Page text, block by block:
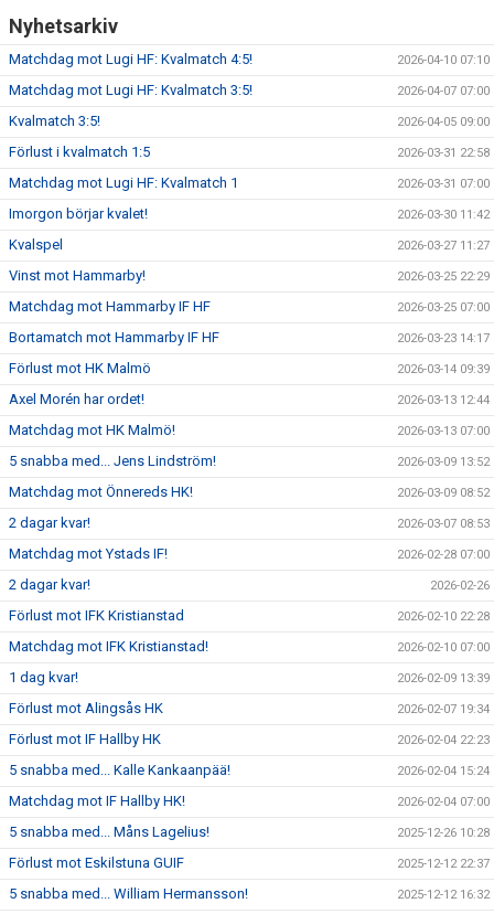
Nyhetsarkiv
Matchdag mot Lugi HF: Kvalmatch 4:5! 2026-04-10 07:10
Matchdag mot Lugi HF: Kvalmatch 3:5! 2026-04-07 07:00
Kvalmatch 3:5! 2026-04-05 09:00
Förlust i kvalmatch 1:5 2026-03-31 22:58
Matchdag mot Lugi HF: Kvalmatch 1 2026-03-31 07:00
Imorgon börjar kvalet! 2026-03-30 11:42
Kvalspel 2026-03-27 11:27
Vinst mot Hammarby! 2026-03-25 22:29
Matchdag mot Hammarby IF HF 2026-03-25 07:00
Bortamatch mot Hammarby IF HF 2026-03-23 14:17
Förlust mot HK Malmö 2026-03-14 09:39
Axel Morén har ordet! 2026-03-13 12:44
Matchdag mot HK Malmö! 2026-03-13 07:00
5 snabba med... Jens Lindström! 2026-03-09 13:52
Matchdag mot Önnereds HK! 2026-03-09 08:52
2 dagar kvar! 2026-03-07 08:53
Matchdag mot Ystads IF! 2026-02-28 07:00
2 dagar kvar! 2026-02-26
Förlust mot IFK Kristianstad 2026-02-10 22:28
Matchdag mot IFK Kristianstad! 2026-02-10 07:00
1 dag kvar! 2026-02-09 13:39
Förlust mot Alingsås HK 2026-02-07 19:34
Förlust mot IF Hallby HK 2026-02-04 22:23
5 snabba med... Kalle Kankaanpää! 2026-02-04 15:24
Matchdag mot IF Hallby HK! 2026-02-04 07:00
5 snabba med... Måns Lagelius! 2025-12-26 10:28
Förlust mot Eskilstuna GUIF 2025-12-12 22:37
5 snabba med... William Hermansson! 2025-12-12 16:32